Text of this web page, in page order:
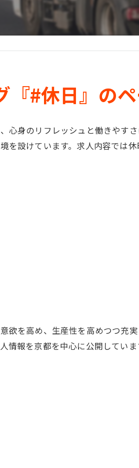
『#休日』の
心身のリフレッシュと働きやす
を設けています。求人内容では
欲を高め、生産性を高めつつ充
報を京都を中心に公開していま